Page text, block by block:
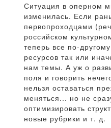
Ситуация в оперном
изменилась. Если
первопроходцами
российском
теперь все по-
ресурсов так или
нам темы. А уж о
поля и говорить
нельзя оставаться
меняться... но не
оптимизировать
новые рубрики и т. д.